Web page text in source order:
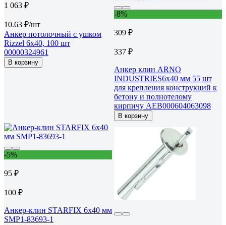
1 063 ₽
10.63 ₽/шт
Анкер потолочный с ушком
Rizzel 6х40, 100 шт
00000324961
В корзину
-8%
309 ₽
337 ₽
Анкер клин ARNO
INDUSTRIES6х40 мм 55 шт
для крепления конструкций к
бетону и полнотелому
кирпичу AEB000604063098
В корзину
-5%
95 ₽
100 ₽
Анкер-клин STARFIX 6x40 мм
SMP1-83693-1